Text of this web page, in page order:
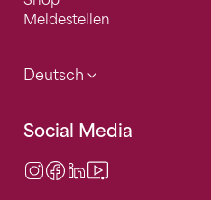
Meldestellen
Deutsch
Social Media
Instagram
Facebook
LinkedIn